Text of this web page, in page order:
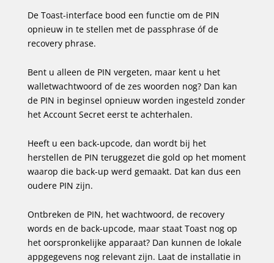
De Toast-interface bood een functie om de PIN
opnieuw in te stellen met de passphrase óf de
recovery phrase.
Bent u alleen de PIN vergeten, maar kent u het
walletwachtwoord of de zes woorden nog? Dan kan
de PIN in beginsel opnieuw worden ingesteld zonder
het Account Secret eerst te achterhalen.
Heeft u een back-upcode, dan wordt bij het
herstellen de PIN teruggezet die gold op het moment
waarop die back-up werd gemaakt. Dat kan dus een
oudere PIN zijn.
Ontbreken de PIN, het wachtwoord, de recovery
words en de back-upcode, maar staat Toast nog op
het oorspronkelijke apparaat? Dan kunnen de lokale
appgegevens nog relevant zijn. Laat de installatie in